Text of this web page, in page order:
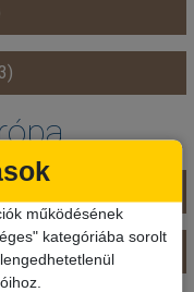
működésének
kategóriába sorolt